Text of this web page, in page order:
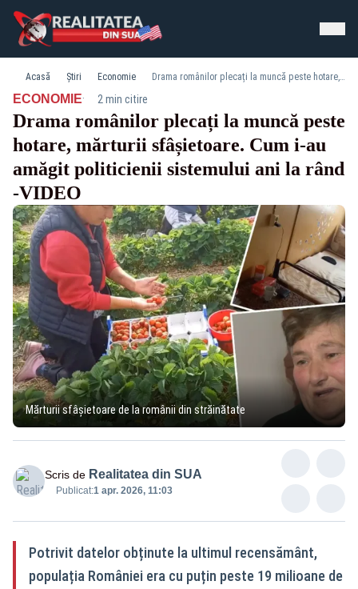
Acasă Știri Economie Drama românilor plecați la muncă peste hotare, mărturii sfâșietoare. Cum i-au amăgit politicienii sistemului ani la rând -VIDEO
ECONOMIE· 2 min citire
Drama românilor plecați la muncă peste
hotare, mărturii sfâșietoare. Cum i-au
amăgit politicienii sistemului ani la rând
-VIDEO
Mărturii sfâșietoare de la românii din străinătate
Scris de Realitatea din SUA
Publicat:1 apr. 2026, 11:03
Potrivit datelor obținute la ultimul recensământ,
populația României era cu puțin peste 19 milioane de